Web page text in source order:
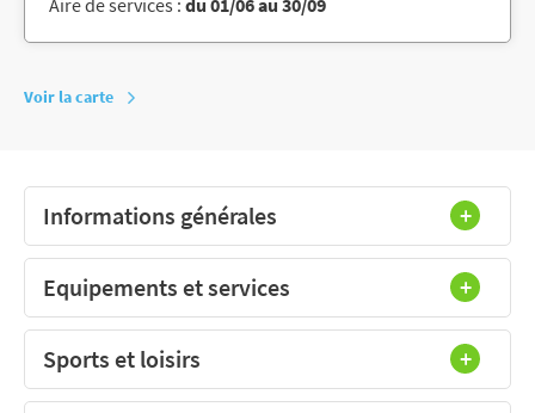
Voir la carte
Informations générales
Equipements et services
Sports et loisirs